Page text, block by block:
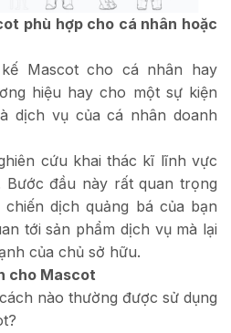
phù hợp cho cá nhân hoặc
Mascot cho cá nhân hay
hiệu hay cho một sự kiện
dịch vụ của cá nhân doanh
cứu khai thác kĩ lĩnh vực
Bước đầu này rất quan trọng
dịch quảng bá của bạn
tới sản phẩm dịch vụ mà lại
của chủ sở hữu.
cho Mascot
nào thường được sử dụng